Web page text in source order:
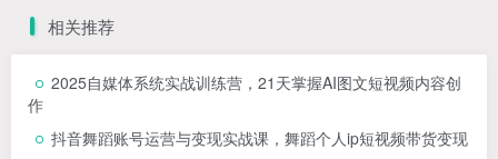
相关推荐
2025自媒体系统实战训练营，21天掌握AI图文短视频内容创
作
抖音舞蹈账号运营与变现实战课，舞蹈个人ip短视频带货变现